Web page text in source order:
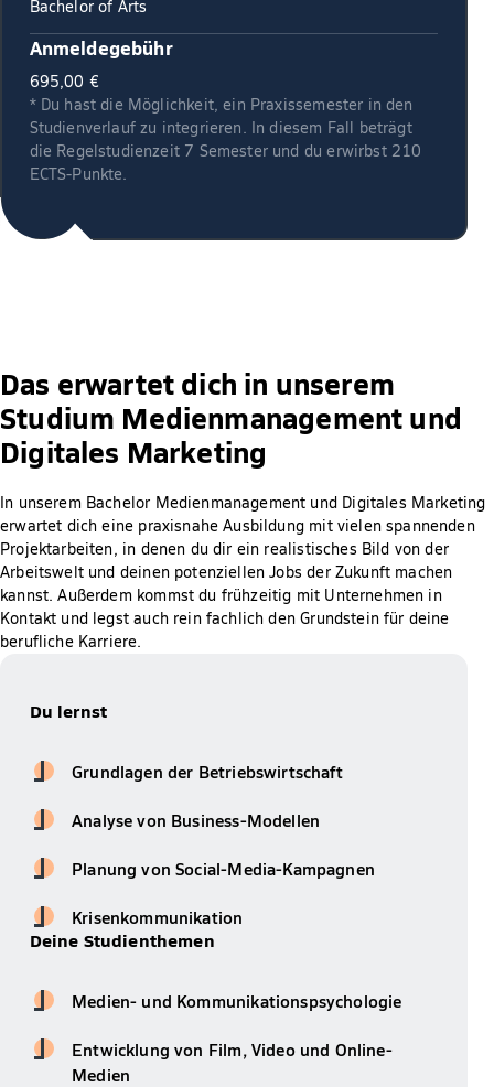
Bachelor of Arts
Anmeldegebühr
695,00 €
* Du hast die Möglichkeit, ein Praxissemester in den
Studienverlauf zu integrieren. In diesem Fall beträgt
die Regelstudienzeit 7 Semester und du erwirbst 210
ECTS-Punkte.
Das erwartet dich in unserem
Studium Medienmanagement und
Digitales Marketing
In unserem Bachelor Medienmanagement und Digitales Marketing
erwartet dich eine praxisnahe Ausbildung mit vielen spannenden
Projektarbeiten, in denen du dir ein realistisches Bild von der
Arbeitswelt und deinen potenziellen Jobs der Zukunft machen
kannst. Außerdem kommst du frühzeitig mit Unternehmen in
Kontakt und legst auch rein fachlich den Grundstein für deine
berufliche Karriere.
Du lernst
Grundlagen der Betriebswirtschaft
Analyse von Business-Modellen
Planung von Social-Media-Kampagnen
Krisenkommunikation
Deine Studienthemen
Medien- und Kommunikationspsychologie
Entwicklung von Film, Video und Online-
Medien